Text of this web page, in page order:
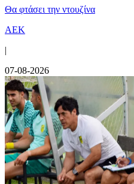
Θα φτάσει την ντουζίνα
ΑΕΚ
|
07-08-2026